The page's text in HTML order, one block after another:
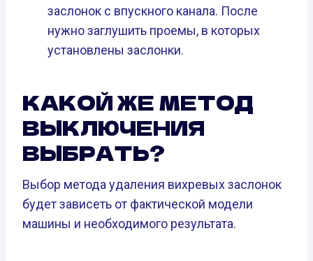
заслонок с впускного канала. После
нужно заглушить проемы, в которых
установлены заслонки.
КАКОЙ ЖЕ МЕТОД
ВЫКЛЮЧЕНИЯ
ВЫБРАТЬ?
Выбор метода удаления вихревых заслонок
будет зависеть от фактической модели
машины и необходимого результата.